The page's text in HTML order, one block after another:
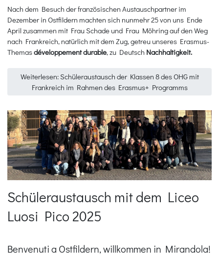
Nach dem Besuch der französischen Austauschpartner im
Dezember in Ostfildern machten sich nunmehr 25 von uns Ende
April zusammen mit Frau Schade und Frau Möhring auf den Weg
nach Frankreich, natürlich mit dem Zug, getreu unseres Erasmus-
Themasdéveloppement durable, zu Deutsch Nachhaltigkeit.
Weiterlesen: Schüleraustausch der Klassen 8 des OHG mit
Frankreich im Rahmen des Erasmus+ Programms
Schüleraustausch mit dem Liceo
Luosi Pico 2025
Benvenuti a Ostfildern, willkommen in Mirandola!